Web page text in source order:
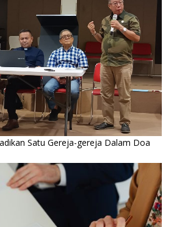
Satu Gereja-gereja Dalam Doa